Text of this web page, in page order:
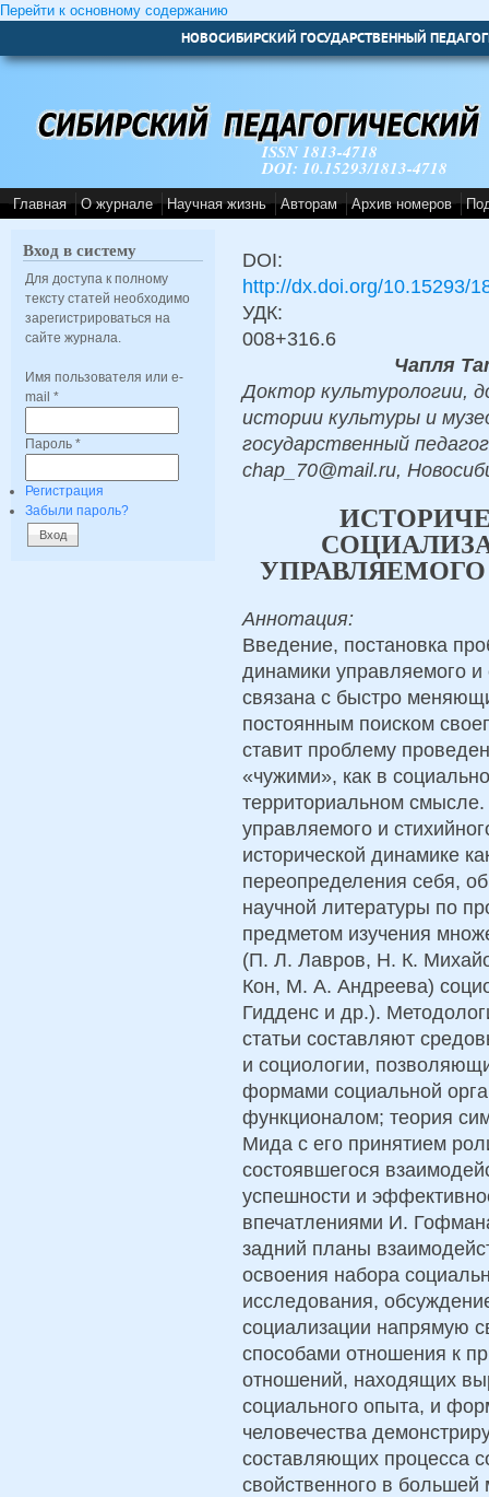
Перейти к основному содержанию
НОВОСИБИРСКИЙ ГОСУДАРСТВЕННЫЙ
ISSN 1813-4718
DOI: 10.15293/1813-4718
Главная О журнале Научная жизнь Авторам Архив номеров
Вход в систему
Для доступа к полному
тексту статей необходимо
зарегистрироваться на
сайте журнала.
Имя пользователя или e-
mail *
Пароль *
Регистрация
Забыли пароль?
DOI:
http://dx.doi.org/10.15293/
УДК:
008+316.6
Чапля
Доктор культурологии,
истории культуры и
государственный
chap_70@mail.ru,
Аннотация:
Введение, постановка
динамики управляемого и
связана с быстро
постоянным поиском
ставит проблему
«чужими», как в
территориальном
управляемого и
исторической динамике
переопределения себя,
научной литературы по
предметом изучения
(П. Л. Лавров, Н. К.
Кон, М. А. Андреева)
Гидденс и др.).
статьи составляют
и социологии,
формами социальной
функционалом; теория
Мида с его принятием
состоявшегося
успешности и
впечатлениями И.
задний планы
освоения набора
исследования,
социализации напрямую
способами отношения к
отношений, находящих
социального опыта, и
человечества
составляющих процесса
свойственного в